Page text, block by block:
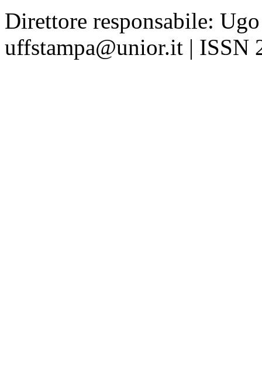
Direttore responsabile:
uffstampa@unior.it | ISSN